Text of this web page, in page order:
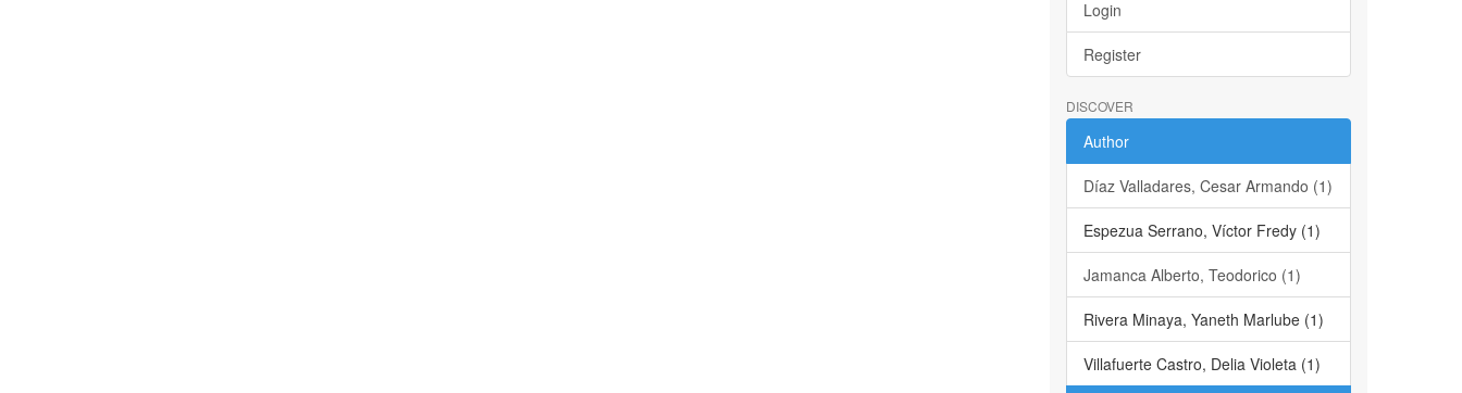
Login
Register
DISCOVER
Author
Díaz Valladares, Cesar Armando (1)
Espezua Serrano, Víctor Fredy (1)
Jamanca Alberto, Teodorico (1)
Rivera Minaya, Yaneth Marlube (1)
Villafuerte Castro, Delia Violeta (1)